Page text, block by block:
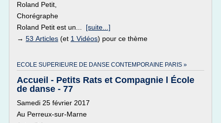
Roland Petit,
Chorégraphe
Roland Petit est un... [suite...]
→ 53 Articles (et 1 Vidéos) pour ce thème
ECOLE SUPERIEURE DE DANSE CONTEMPORAINE PARIS »
Accueil - Petits Rats et Compagnie l École
de danse - 77
Samedi 25 février 2017
Au Perreux-sur-Marne